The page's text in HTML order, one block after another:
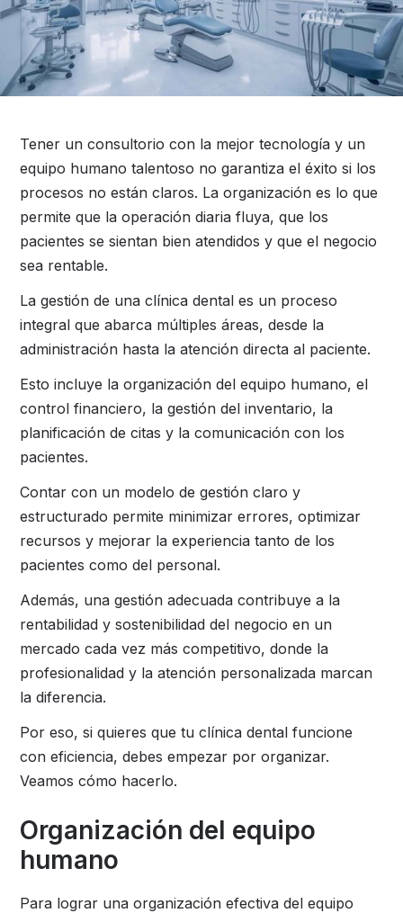
Tener un consultorio con la mejor tecnología y un
equipo humano talentoso no garantiza el éxito si los
procesos no están claros. La organización es lo que
permite que la operación diaria fluya, que los
pacientes se sientan bien atendidos y que el negocio
sea rentable.
La gestión de una clínica dental es un proceso
integral que abarca múltiples áreas, desde la
administración hasta la atención directa al paciente.
Esto incluye la organización del equipo humano, el
control financiero, la gestión del inventario, la
planificación de citas y la comunicación con los
pacientes.
Contar con un modelo de gestión claro y
estructurado permite minimizar errores, optimizar
recursos y mejorar la experiencia tanto de los
pacientes como del personal.
Además, una gestión adecuada contribuye a la
rentabilidad y sostenibilidad del negocio en un
mercado cada vez más competitivo, donde la
profesionalidad y la atención personalizada marcan
la diferencia.
Por eso, si quieres que tu clínica dental funcione
con eficiencia, debes empezar por organizar.
Veamos cómo hacerlo.
Organización del equipo
humano
Para lograr una organización efectiva del equipo